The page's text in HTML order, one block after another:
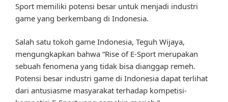
Sport memiliki potensi besar untuk menjadi industri
game yang berkembang di Indonesia.
Salah satu tokoh game Indonesia, Teguh Wijaya,
mengungkapkan bahwa “Rise of E-Sport merupakan
sebuah fenomena yang tidak bisa dianggap remeh.
Potensi besar industri game di Indonesia dapat terlihat
dari antusiasme masyarakat terhadap kompetisi-